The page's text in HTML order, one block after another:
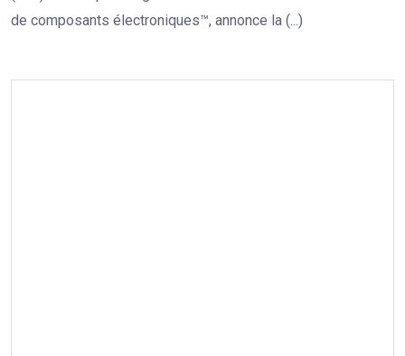
de composants électroniques™, annonce la (...)